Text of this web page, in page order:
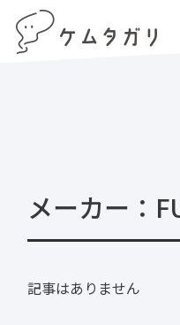
TOP
メーカー：
記事はありません